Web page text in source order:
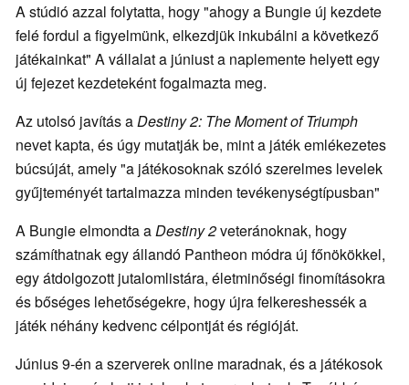
A stúdió azzal folytatta, hogy "ahogy a Bungie új kezdete
felé fordul a figyelmünk, elkezdjük inkubálni a következő
játékainkat" A vállalat a júniust a naplemente helyett egy
új fejezet kezdeteként fogalmazta meg.
Az utolsó javítás aDestiny 2: The Moment of Triumph
nevet kapta, és úgy mutatják be, mint a játék emlékezetes
búcsúját, amely "a játékosoknak szóló szerelmes levelek
gyűjteményét tartalmazza minden tevékenységtípusban"
A Bungie elmondta aDestiny 2veteránoknak, hogy
számíthatnak egy állandó Pantheon módra új főnökökkel,
egy átdolgozott jutalomlistára, életminőségi finomításokra
és bőséges lehetőségekre, hogy újra felkereshessék a
játék néhány kedvenc célpontját és régióját.
Június 9-én a szerverek online maradnak, és a játékosok